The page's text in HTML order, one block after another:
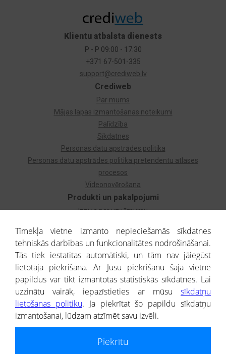
Produkti un pakalpojumi
Izziņa par uzņēmumu
Dzimtas koks
Uzņēmumu atlase
Monitorings
Kredītizziņa par ārvalstu uzņēmumiem
Crediweb
Par mums
Mājas lapas izmantošanas noteikumi
Palīdzība
Sīkdatnes
Personas datu apstrādes politika
Personas datu apstrādes politika pretendentu atlases
procesos
Videonovērošana
Klientu atbalsta dienests
P - P 09:00 - 17:30
+371 67-501-335
support@crediweb.lv
® CREDITREFORM Latvija
SIA
Tīmekļa vietne izmanto nepieciešamās sīkdatnes
tehniskās darbības un funkcionalitātes nodrošināšanai.
Tās tiek iestatītas automātiski, un tām nav jāiegūst
lietotāja piekrišana. Ar Jūsu piekrišanu šajā vietnē
papildus var tikt izmantotas statistiskās sīkdatnes. Lai
uzzinātu vairāk, iepazīstieties ar mūsu sīkdatņu
lietošanas politiku. Ja piekrītat šo papildu sīkdatņu
izmantošanai, lūdzam atzīmēt savu izvēli.
Piekrītu